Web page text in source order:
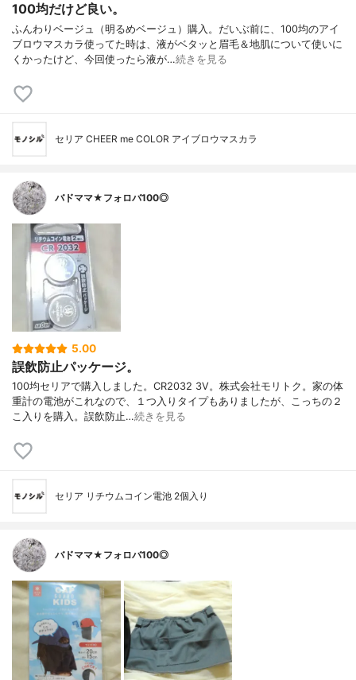
100均だけど良い。
ふんわりベージュ（明るめベージュ）購入。だいぶ前に、100均のアイ
ブロウマスカラ使ってた時は、液がベタッと眉毛＆地肌について使いに
くかったけど、今回使ったら液が…続きを見る
セリア CHEER me COLOR アイブロウマスカラ
バドママ★フォロバ100◎
5.00
誤飲防止パッケージ。
100均セリアで購入しました。CR2032 3V。株式会社モリトク。家の体
重計の電池がこれなので、１つ入りタイプもありましたが、こっちの２
こ入りを購入。誤飲防止…続きを見る
セリア リチウムコイン電池 2個入り
バドママ★フォロバ100◎